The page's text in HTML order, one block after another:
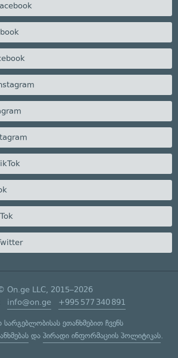
On.ge LLC, 2015–2026
info@on.ge +995 577 340 891
სარგებლობისას ეთანხმებით ჩვენს
და პირადი ინფორმაციის პოლიტიკას.